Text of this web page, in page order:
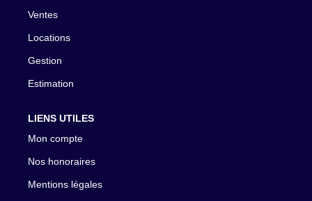
Ventes
Locations
Gestion
Estimation
LIENS UTILES
Mon compte
Nos honoraires
Mentions légales